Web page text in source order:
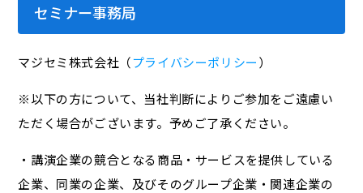
セミナー事務局
マジセミ株式会社（プライバシーポリシー）
※以下の方について、当社判断によりご参加をご遠慮い
ただく場合がございます。予めご了承ください。
・講演企業の競合となる商品・サービスを提供している
企業、同業の企業、及びそのグループ企業・関連企業の